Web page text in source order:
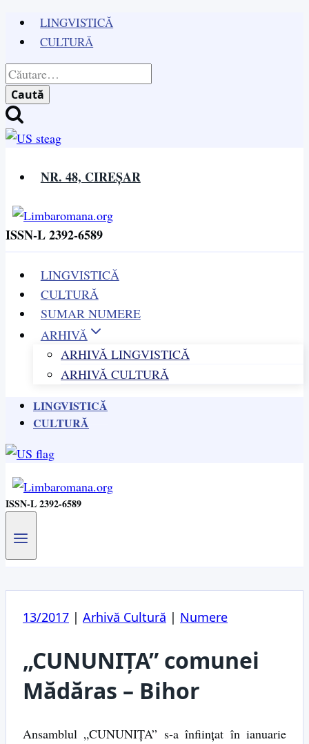
Skip
content
LINGVISTICĂ
CULTURĂ
Caută
după:
NR. 48, CIREȘAR
ISSN-L 2392-6589
LINGVISTICĂ
CULTURĂ
SUMAR NUMERE
ARHIVĂ
ARHIVĂ LINGVISTICĂ
ARHIVĂ CULTURĂ
LINGVISTICĂ
CULTURĂ
ISSN-L 2392-6589
13/2017 | Arhivă Cultură | Numere
„CUNUNIȚA” comunei
Mădăras – Bihor
Ansamblul „CUNUNIȚA” s-a înființat în ianuarie